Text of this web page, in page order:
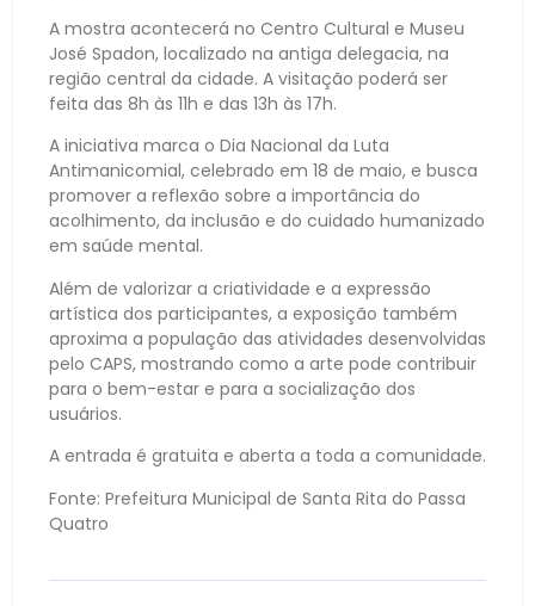
A mostra acontecerá no Centro Cultural e Museu
José Spadon, localizado na antiga delegacia, na
região central da cidade. A visitação poderá ser
feita das 8h às 11h e das 13h às 17h.
A iniciativa marca o Dia Nacional da Luta
Antimanicomial, celebrado em 18 de maio, e busca
promover a reflexão sobre a importância do
acolhimento, da inclusão e do cuidado humanizado
em saúde mental.
Além de valorizar a criatividade e a expressão
artística dos participantes, a exposição também
aproxima a população das atividades desenvolvidas
pelo CAPS, mostrando como a arte pode contribuir
para o bem-estar e para a socialização dos
usuários.
A entrada é gratuita e aberta a toda a comunidade.
Fonte: Prefeitura Municipal de Santa Rita do Passa
Quatro